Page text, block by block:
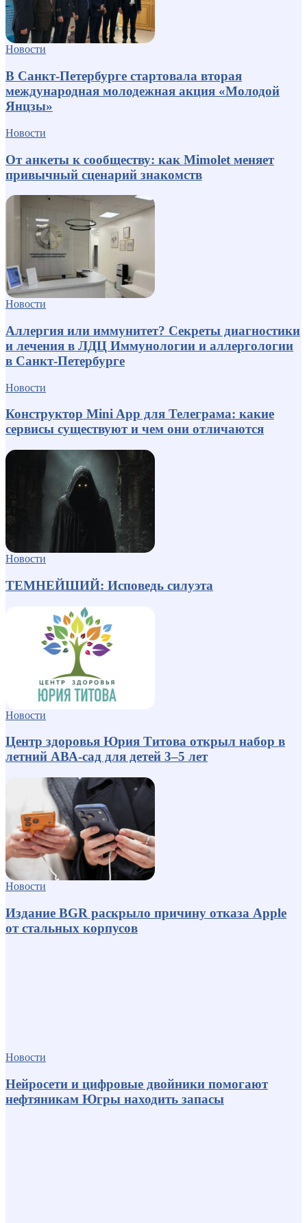
Новости
В Санкт-Петербурге стартовала вторая
международная молодежная акция «Молодой
Янцзы»
Новости
От анкеты к сообществу: как Mimolet меняет
привычный сценарий знакомств
Новости
Аллергия или иммунитет? Секреты диагностики
и лечения в ЛДЦ Иммунологии и аллергологии
в Санкт-Петербурге
Новости
Конструктор Mini App для Телеграма: какие
сервисы существуют и чем они отличаются
Новости
ТЕМНЕЙШИЙ: Исповедь силуэта
Новости
Центр здоровья Юрия Титова открыл набор в
летний АВА-сад для детей 3–5 лет
Новости
Издание BGR раскрыло причину отказа Apple
от стальных корпусов
Новости
Нейросети и цифровые двойники помогают
нефтяникам Югры находить запасы